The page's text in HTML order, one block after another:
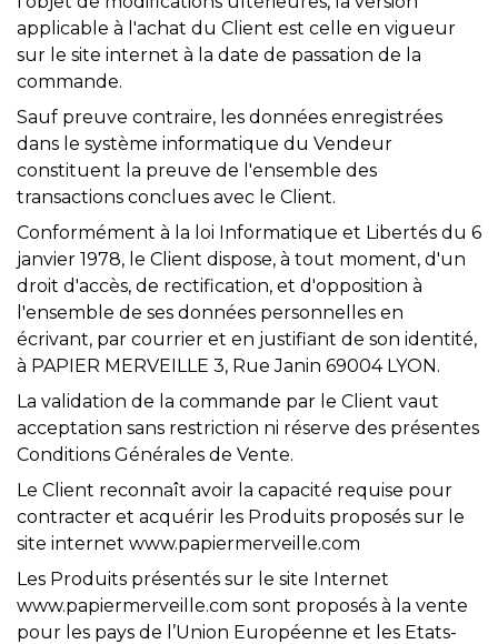
applicable à l'achat du Client est celle en vigueur
sur le site internet à la date de passation de la
commande.
Sauf preuve contraire, les données enregistrées
dans le système informatique du Vendeur
constituent la preuve de l'ensemble des
transactions conclues avec le Client.
Conformément à la loi Informatique et Libertés du 6
janvier 1978, le Client dispose, à tout moment, d'un
droit d'accès, de rectification, et d'opposition à
l'ensemble de ses données personnelles en
écrivant, par courrier et en justifiant de son identité,
à PAPIER MERVEILLE 3, Rue Janin 69004 LYON.
La validation de la commande par le Client vaut
acceptation sans restriction ni réserve des présentes
Conditions Générales de Vente.
Le Client reconnaît avoir la capacité requise pour
contracter et acquérir les Produits proposés sur le
site internet www.papiermerveille.com
Les Produits présentés sur le site Internet
www.papiermerveille.com sont proposés à la vente
pour les pays de l’Union Européenne et les Etats-